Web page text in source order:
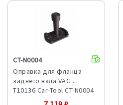
CT-N0004
Оправка для фланца
заднего вала VAG ...
T10136 Car-Tool CT-N0004